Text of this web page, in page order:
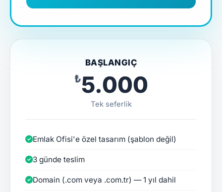
BAŞLANGIÇ
₺5.000
Tek seferlik
Emlak Ofisi'e özel tasarım (şablon değil)
3 günde teslim
Domain (.com veya .com.tr) — 1 yıl dahil